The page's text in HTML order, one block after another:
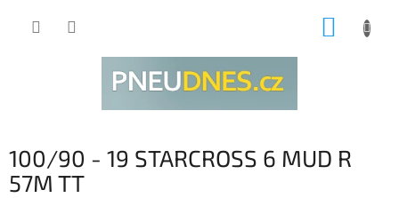
100/90 - 19 STARCROSS 6 MUD R
57M TT